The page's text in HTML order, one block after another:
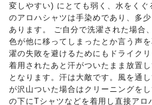
変しやすい) にとても弱く、水をくぐ
のアロハシャツは手染めであり、多
あります。 ご自分で洗濯された場合
色が他に移ってしまったとか言う声
濯の失敗を避けるためにもドライク
着用されたあと汗がついたまま放置
となります。汗は大敵です。風を通
が沢山ついた場合はクリーニングを
の下にTシャツなどを着用し直接アロ